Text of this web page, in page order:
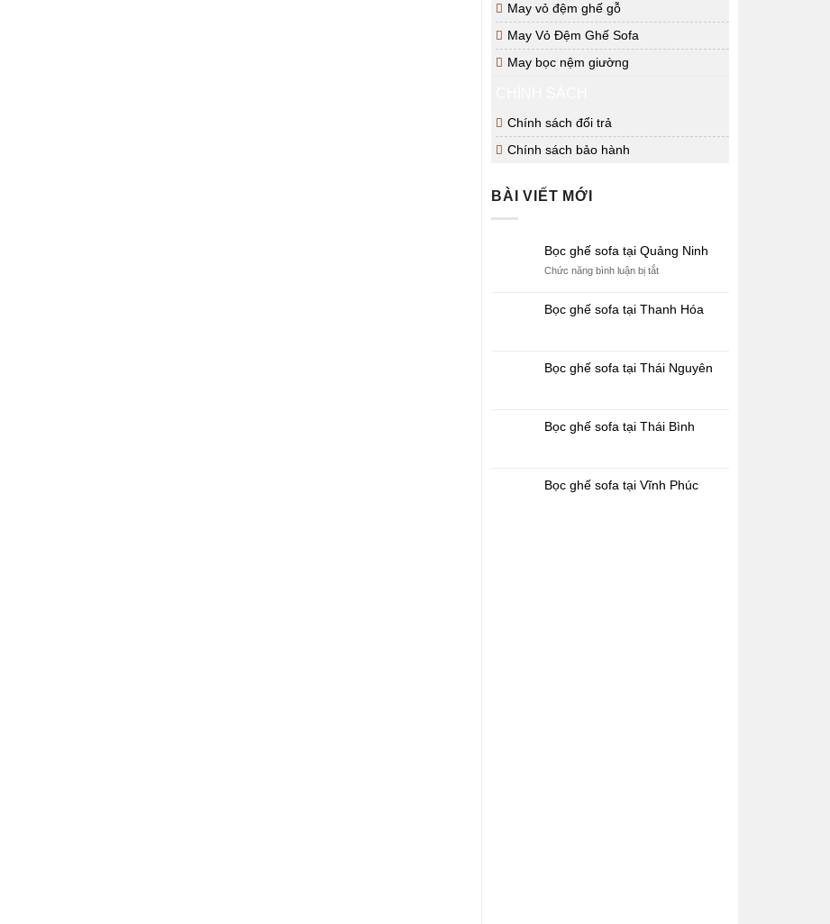
May vỏ đệm ghế gỗ
May Vỏ Đệm Ghế Sofa
May bọc nệm giường
Chính sách đổi trả
Chính sách bảo hành
BÀI VIẾT MỚI
Bọc ghế sofa tại Quảng Ninh
Chức năng bình luận bị tắtở
sofa
Ninh
Bọc ghế sofa tại Thanh Hóa
Bọc ghế sofa tại Thái Nguyên
Bọc ghế sofa tại Thái Bình
Bọc ghế sofa tại Vĩnh Phúc